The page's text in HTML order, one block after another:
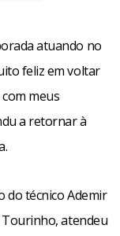
atuando no
feliz em voltar
meus
a retornar à
do técnico Ademir
Tourinho, atendeu